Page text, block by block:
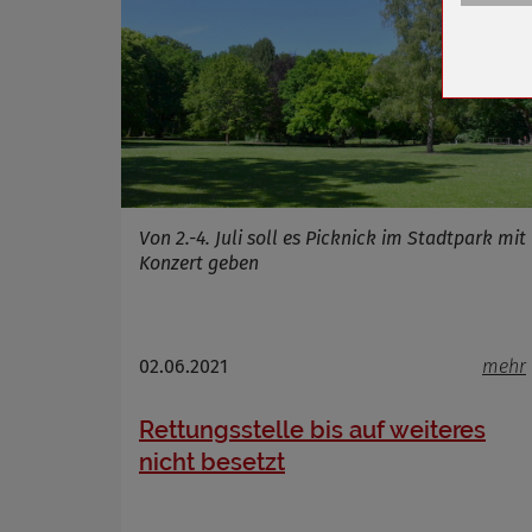
Von 2.-4. Juli soll es Picknick im Stadtpark mit
Konzert geben
02.06.2021 mehr
Rettungsstelle bis auf weiteres
nicht besetzt
Name
Anbieter
Name